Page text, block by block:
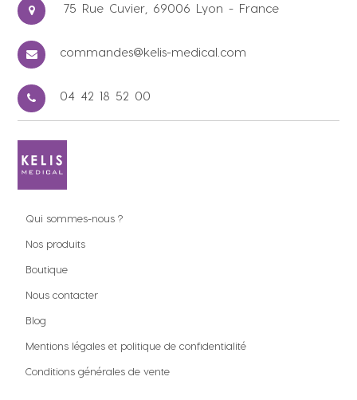
75 Rue Cuvier, 69006 Lyon - France
commandes@kelis-medical.com
04 42 18 52 00
Qui sommes-nous ?
Nos produits
Boutique
Nous contacter
Blog
Mentions légales et politique de confidentialité
Conditions générales de vente